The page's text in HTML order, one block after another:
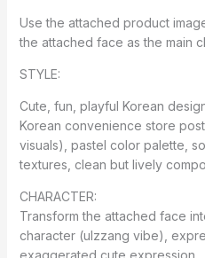
Use the attached product
the attached face as the main
STYLE:
Cute, fun, playful Korean
Korean convenience store
visuals), pastel color palette,
textures, clean but lively
CHARACTER:
Transform the attached face
character (ulzzang vibe),
exaggerated cute expression.